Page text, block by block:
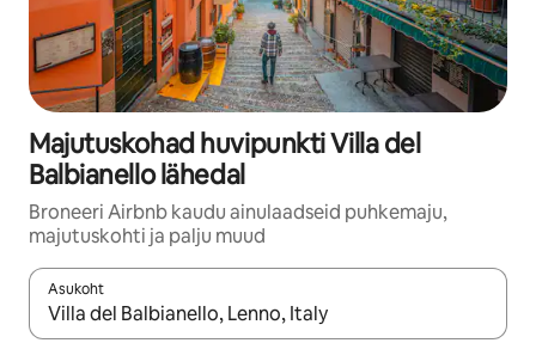
Majutuskohad huvipunkti Villa del
Balbianello lähedal
Broneeri Airbnb kaudu ainulaadseid puhkemaju,
majutuskohti ja palju muud
Asukoht
Kui tulemused on kuvatud, liigu ekraanil nooleklahvidega või